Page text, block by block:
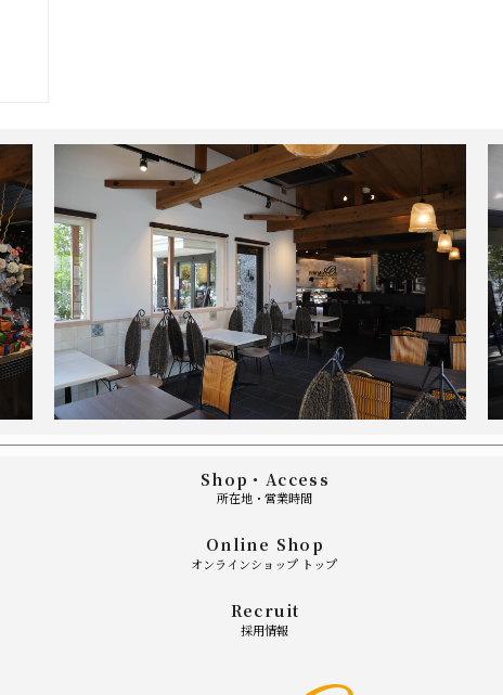
Shop・Access
所在地・営業時間
Online Shop
オンラインショップ トップ
Recruit
採用情報